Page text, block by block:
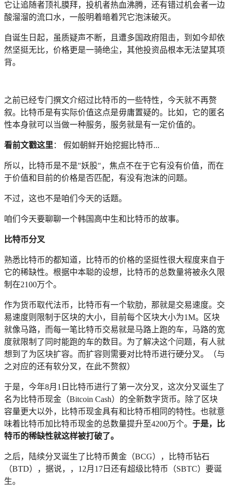
它让追随者顶礼膜拜，投机者热血沸腾，还有错过机会者一边
酸溜溜的流口水，一般明着暗着咒它泡沫破灭。
自诞生日起，虽质疑声不断，且遭多国政府阻击，到如今却依
然坚挺无比，价格更是一骑绝尘，其他投资品根本无法望其项
背。
之前已经专门撰文介绍过比特币的一些特性，今天就不再赘
叙。比特币是有实际价值这点是毋庸置疑的。比如，它的匿名
性本身就可以当做一种服务，服务就是有一定价值的。
看前文戳这里： 假如朝鲜开始挖掘比特币...
所以，比特币是不是"妖股"，焦点不在于它有没有价值，而在
于价值和目前的价格是否匹配，有没有泡沫的问题。
不过，这也不是咱们今天的话题。
咱们今天要聊聊一个韩国高中生和比特币的故事。
比特币分叉
熟悉比特币的都知道，比特币的价格的坚挺性很大程度来自于
它的稀缺性。根据中本聪的设想，比特币的总数量将被永久限
制在2100万个。
作为货币取代法币，比特币有一个软肋，那就是交易速度。交
易速度则限制于区块的大小，目前每个区块大小为1M。区块
就像马路，而每一笔比特币交易就是马路上跑的车，马路的宽
度就限制了同时能跑的车的数目。为了解决这个问题，有人就
想到了为区块扩容。而扩容则需要对比特币进行硬分叉。（与
之对应的还有软分叉，在此不赘叙）
于是，今年8月1日比特币进行了第一次分叉，这次分叉诞生了
名为比特币现金（Bitcoin Cash）的全新数字货币。除了区块
容量更大以外，比特币现金具有和比特币相同的特性。也就意
味着比特币加比特币现金的总数量提升至4200万个。 于是，比
特币的稀缺性就这样被打破了。
之后，陆续分叉诞生了比特币黄金（BCG），比特币钻石
（BTD），据说，，12月17日还有超级比特币（SBTC）要诞
生。